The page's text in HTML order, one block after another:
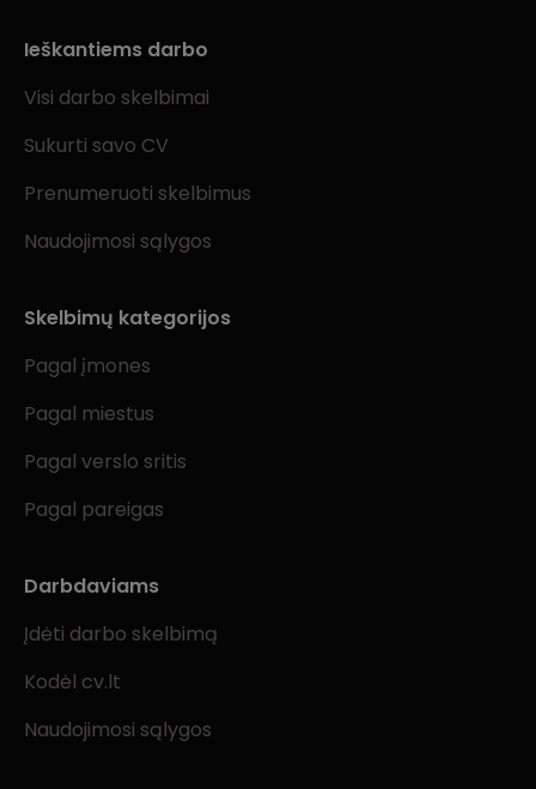
Ieškantiems darbo
Visi darbo skelbimai
Sukurti savo CV
Prenumeruoti skelbimus
Naudojimosi sąlygos
Skelbimų kategorijos
Pagal įmones
Pagal miestus
Pagal verslo sritis
Pagal pareigas
Darbdaviams
Įdėti darbo skelbimą
Kodėl cv.lt
Naudojimosi sąlygos